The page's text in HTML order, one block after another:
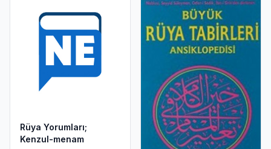
Rüya Yorumları;
Kenzul-menam